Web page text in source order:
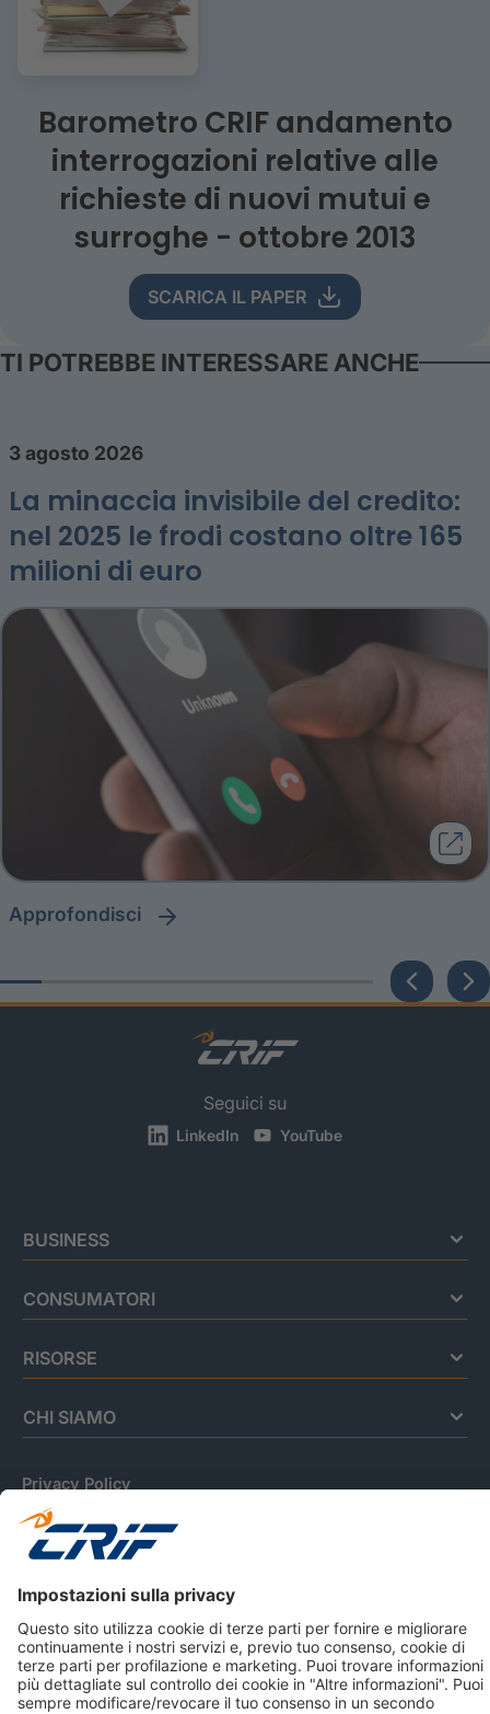
Barometro CRIF andamento
interrogazioni relative alle
richieste di nuovi mutui e
surroghe - ottobre 2013
SCARICA IL PAPER
TI POTREBBE INTERESSARE ANCHE
3 agosto 2026
La minaccia invisibile del credito:
nel 2025 le frodi costano oltre 165
milioni di euro
approfondisci
Seguici su
LinkedIn YouTube
BUSINESS
CONSUMATORI
RISORSE
CHI SIAMO
Privacy Policy
Cookie Policy
Informativa Dati Personali
CRIF Business Ethics
Informativa Privacy Relativa Al Sistema Di Informazioni
Creditizie